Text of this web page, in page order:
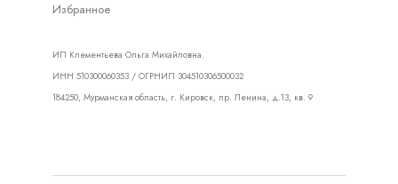
Избранное
ИП Клементьева Ольга Михайловна.
ИНН 510300060353 / ОГРНИП 304510306500032
184250, Мурманская область, г. Кировск, пр. Ленина, д.13, кв. 9